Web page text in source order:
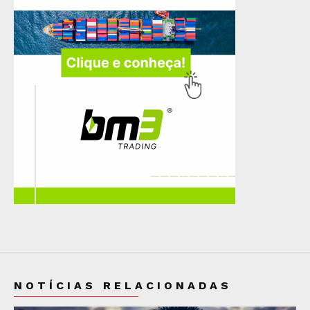
NOTÍCIAS RELACIONADAS